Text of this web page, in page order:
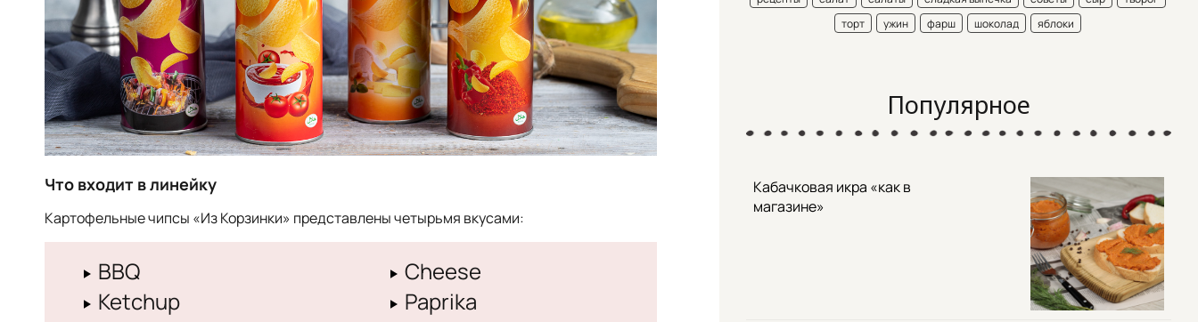
Что входит в линейку
Картофельные чипсы «Из Корзинки» представлены четырьмя вкусами:
BBQ
Ketchup
Cheese
Paprika
торт
ужин фарш шоколад яблоки
Популярное
Кабачковая икра «как в
магазине»